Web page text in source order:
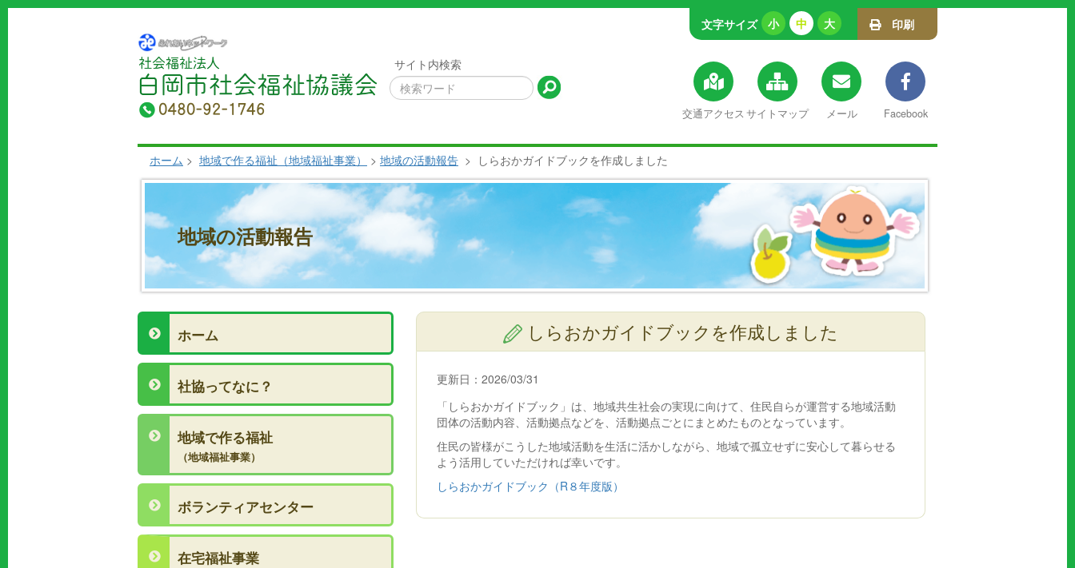
文字サイズ 小 中 大 印刷
サイト内検索
交通アクセス サイトマップ メール Facebook
ホーム > 地域で作る福祉（地域福祉事業） > 地域の活動報告 > しらおかガイドブックを作成しました
地域の活動報告
しらおかガイドブックを作成しました
更新日：2026/03/31
「しらおかガイドブック」は、地域共生社会の実現に向けて、住民自らが運営する地域活動
団体の活動内容、活動拠点などを、活動拠点ごとにまとめたものとなっています。
住民の皆様がこうした地域活動を生活に活かしながら、地域で孤立せずに安心して暮らせる
よう活用していただければ幸いです。
しらおかガイドブック（R８年度版）
ホーム
社協ってなに？
地域で作る福祉
（地域福祉事業）
ボランティアセンター
在宅福祉事業